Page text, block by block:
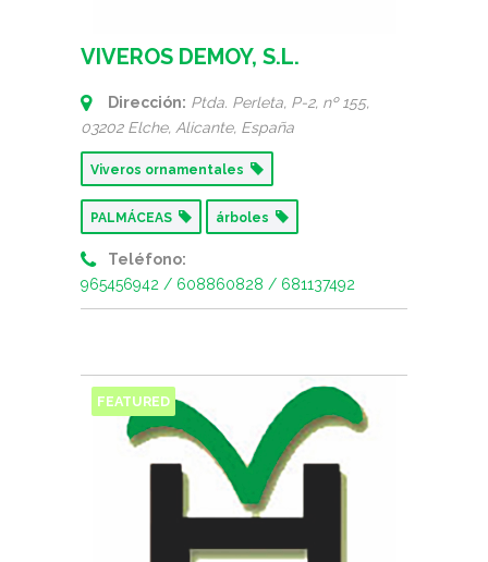
VIVEROS DEMOY, S.L.
Dirección: Ptda. Perleta, P-2, nº 155,
03202 Elche, Alicante, España
Viveros ornamentales
PALMÁCEAS árboles
Teléfono:
965456942 / 608860828 / 681137492
FEATURED